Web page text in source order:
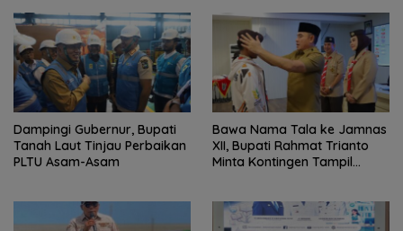
Dampingi Gubernur, Bupati
Tanah Laut Tinjau Perbaikan
PLTU Asam-Asam
Bawa Nama Tala ke Jamnas
XII, Bupati Rahmat Trianto
Minta Kontingen Tampil